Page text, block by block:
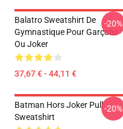
Balatro Sweatshirt De
Gymnastique Pour Garçons
Ou Joker
37,67 € - 44,11 €
-20%
Batman Hors Joker Pull
Sweatshirt
-20%